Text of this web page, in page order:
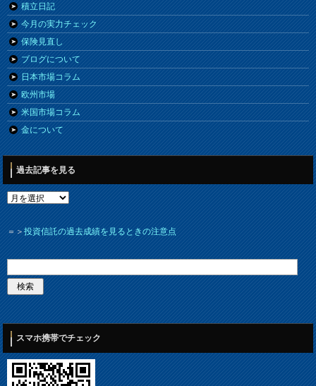
積立日記
今月の実力チェック
保険見直し
ブログについて
日本市場コラム
欧州市場
米国市場コラム
金について
過去記事を見る
＝＞投資信託の過去成績を見るときの注意点
スマホ携帯でチェック